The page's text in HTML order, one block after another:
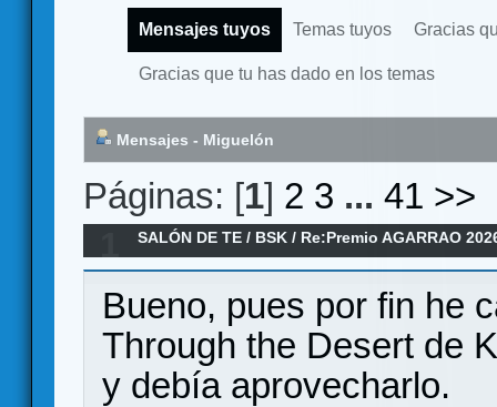
Mensajes tuyos Temas tuyos Gracias
Gracias que tu has dado en los temas
Mensajes - Miguelón
Páginas: [1] 2 3 ... 41 >>
SALÓN DE TE / BSK / Re:Premio AGARRAO
Bueno, pues por fin he
Through the Desert de
y debía aprovecharlo.